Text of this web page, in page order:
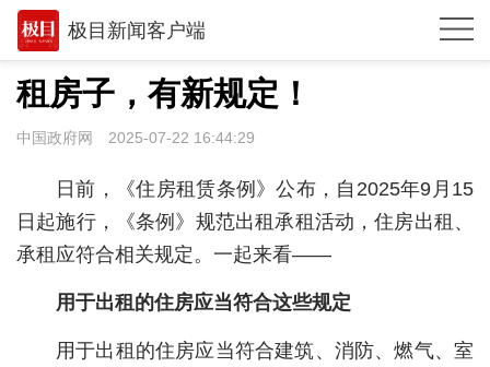
极目新闻客户端
推荐
观点
湖北
武汉
世相
环球
租房子，有新规定！
中国政府网 2025-07-22 16:44:29
日前，《住房租赁条例》公布，自2025年9月15
日起施行，《条例》规范出租承租活动，住房出租、
承租应符合相关规定。一起来看——
用于出租的住房应当符合这些规定
用于出租的住房应当符合建筑、消防、燃气、室